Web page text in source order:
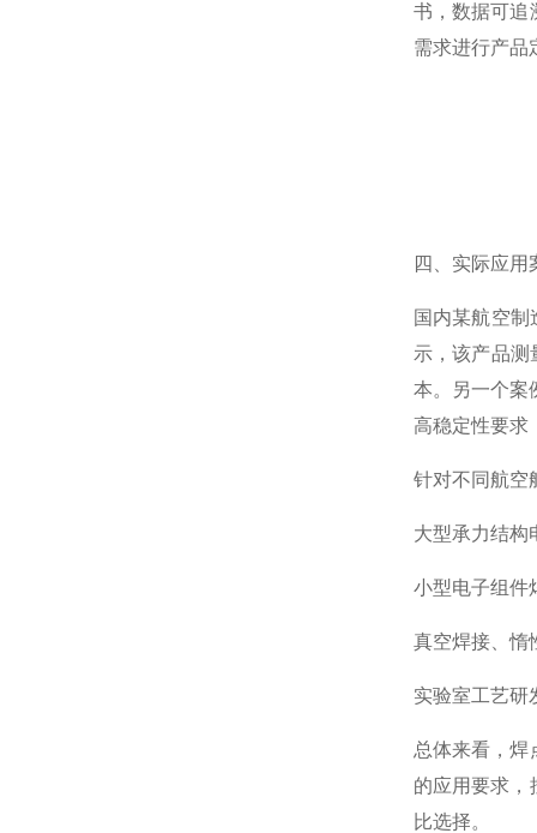
书，数据可追
需求进行产品
四、实际应用
国内某航空
示，该产品
本。另一个案
高稳定性要求
针对不同航空
大型承力结构
小型电子组件
真空焊接、惰
实验室工艺研
总体来看，焊
的应用要求，
比选择。